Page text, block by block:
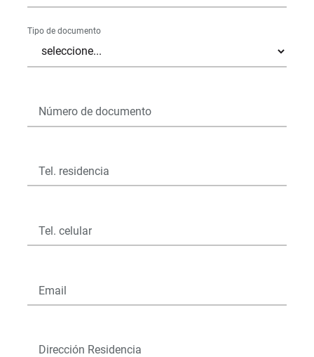
Tipo de documento
Número de documento
Tel. residencia
Tel. celular
Email
Dirección Residencia